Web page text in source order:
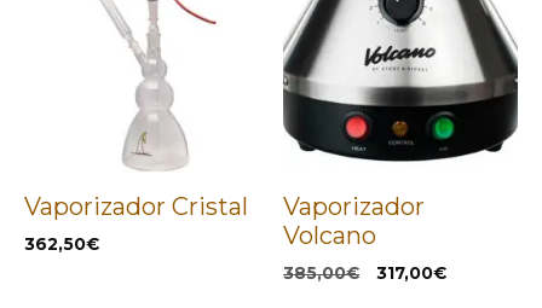
Vaporizador Cristal
362,50€
Vaporizador
Volcano
385,00€
El
317,00€El